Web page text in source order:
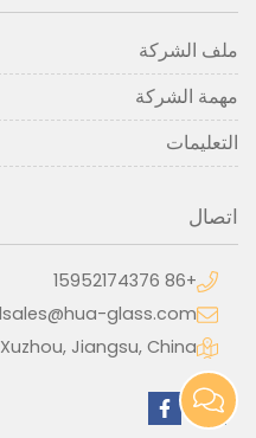
ملف الشركة
مهمة الشركة
التعليمات
اتصال
+86 15952174376
glass.com
Jiangsu, China.